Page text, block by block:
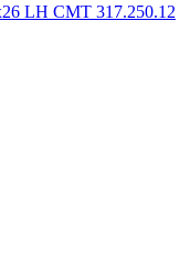
LH CMT 317.250.12